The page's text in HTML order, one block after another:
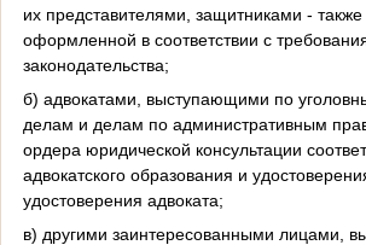
их представителями, защитниками - также
оформленной в соответствии с
законодательства;
б) адвокатами, выступающими по
делам и делам по административным
ордера юридической консультации
адвокатского образования и
удостоверения адвоката;
в) другими заинтересованными лицами,